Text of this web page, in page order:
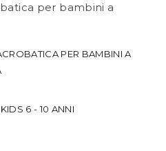
per bambini a
PER BAMBINI A
6 - 10 ANNI